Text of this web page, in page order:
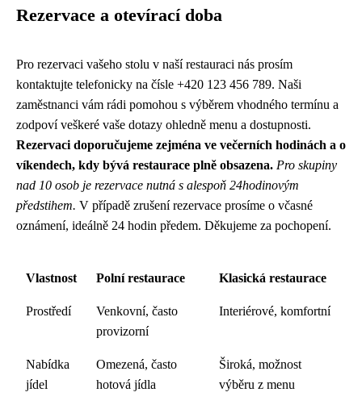
Rezervace a otevírací doba
Pro rezervaci vašeho stolu v naší restauraci nás prosím
kontaktujte telefonicky na čísle +420 123 456 789. Naši
zaměstnanci vám rádi pomohou s výběrem vhodného termínu a
zodpoví veškeré vaše dotazy ohledně menu a dostupnosti.
Rezervaci doporučujeme zejména ve večerních hodinách a o
víkendech, kdy bývá restaurace plně obsazena. Pro skupiny
nad 10 osob je rezervace nutná s alespoň 24hodinovým
předstihem. V případě zrušení rezervace prosíme o včasné
oznámení, ideálně 24 hodin předem. Děkujeme za pochopení.
Vlastnost Polní restaurace Klasická restaurace
Prostředí
Venkovní, často
provizorní
Interiérové, komfortní
Nabídka
jídel
Omezená, často
hotová jídla
Široká, možnost
výběru z menu